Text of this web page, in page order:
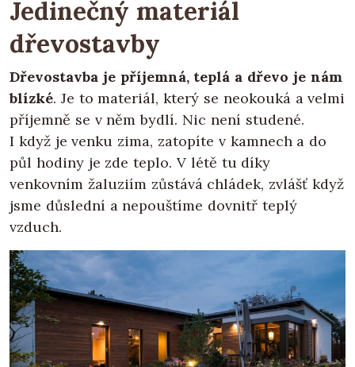
Jedinečný materiál
dřevostavby
Dřevostavba je příjemná, teplá a dřevo je nám
blízké. Je to materiál, který se neokouká a velmi
příjemně se v něm bydlí. Nic není studené.
I když je venku zima, zatopíte v kamnech a do
půl hodiny je zde teplo. V létě tu díky
venkovním žaluziím zůstává chládek, zvlášť když
jsme důslední a nepouštíme dovnitř teplý
vzduch.